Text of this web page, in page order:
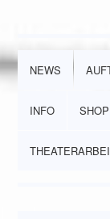
NEWS
INFO SHOP